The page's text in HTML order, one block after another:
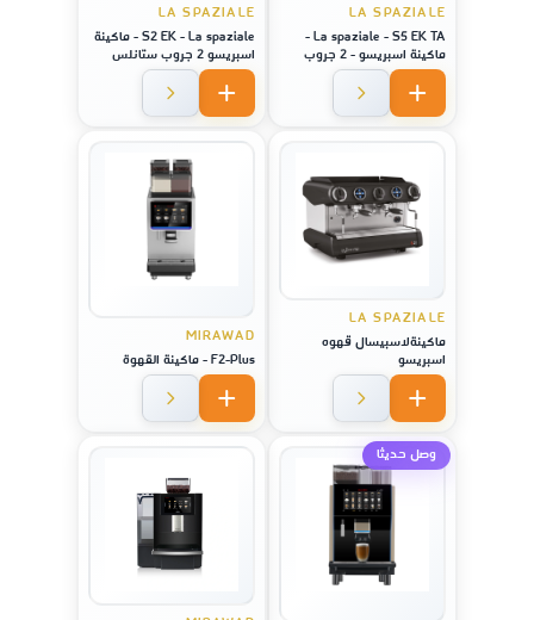
LA SPAZIALE
La spaziale - S5 EK TA -
ماكينة اسبريسو - 2 جروب
LA SPAZIALE
S2 EK - La spaziale - ماكينة
اسبريسو 2 جروب ستانلس
ستيل
LA SPAZIALE
ماكينةلاسبيسال قهوه
اسبريسو
MIRAWAD
F2-Plus - ماكينة القهوة
وصل حديثا